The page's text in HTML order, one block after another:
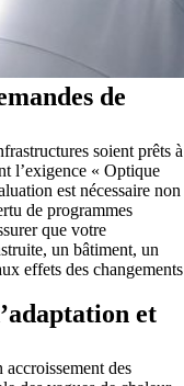
de
soient prêts à
l’exigence « Optique
est nécessaire non
de programmes
que votre
un bâtiment, un
effets des changements
et
des